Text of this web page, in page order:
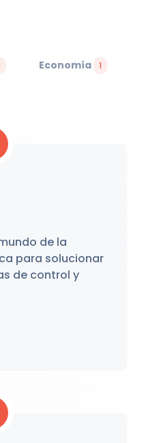
Economía 1
de la
para solucionar
de control y